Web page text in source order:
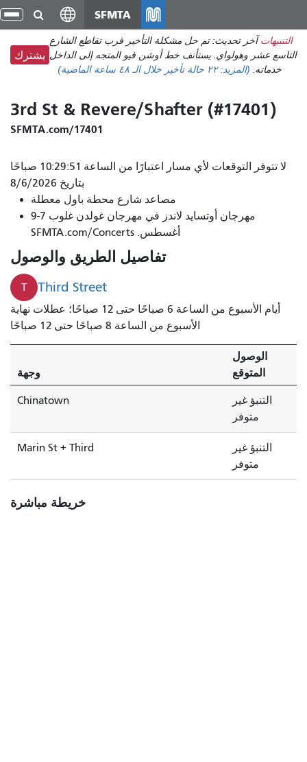
انتقل
إلى
المحتوى
الرئيسي
SFMTA
التنبيهات آخر تحديث: تم حل مشكلة التأخير قرب تقاطع الشارع
التاسع عشر وهولواي. يستأنف خط أوشن فيو المتجه إلى الداخل
خدماته. (المزيد:٢٢ حالة تأخير خلال الـ ٤٨ ساعة الماضية)
يشترك
3rd St & Revere/Shafter (#17401)
SFMTA.com/17401
لا تتوفر التوقعات لأي مسار اعتبارًا من الساعة 10:29:51 صباحًا
بتاريخ 8/6/2026
مصاعد شارع محطة باول معطلة
مهرجان أوتسايد لاندز في مهرجان غولدن غلوب 7-9
أغسطس. SFMTA.com/Concerts
تفاصيل الطريق والوصول
T Third Street
أيام الأسبوع من الساعة 6 صباحًا حتى 12 صباحًا؛ عطلات نهاية
الأسبوع من الساعة 8 صباحًا حتى 12 صباحًا
وجهة
الوصول
المتوقع
Chinatown
التنبؤ غير
متوفر
Marin St + Third
التنبؤ غير
متوفر
خريطة مباشرة